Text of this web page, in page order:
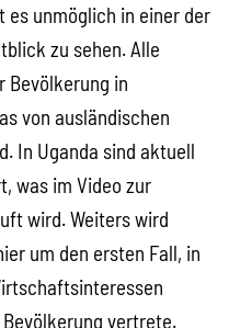
unmöglich in einer der
zu sehen. Alle
Bevölkerung in
von ausländischen
In Uganda sind aktuell
was im Video zur
wird. Weiters wird
um den ersten Fall, in
vertrete.